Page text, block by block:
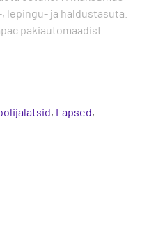
lepingu- ja haldustasuta.
pakiautomaadist
, Lapsed,